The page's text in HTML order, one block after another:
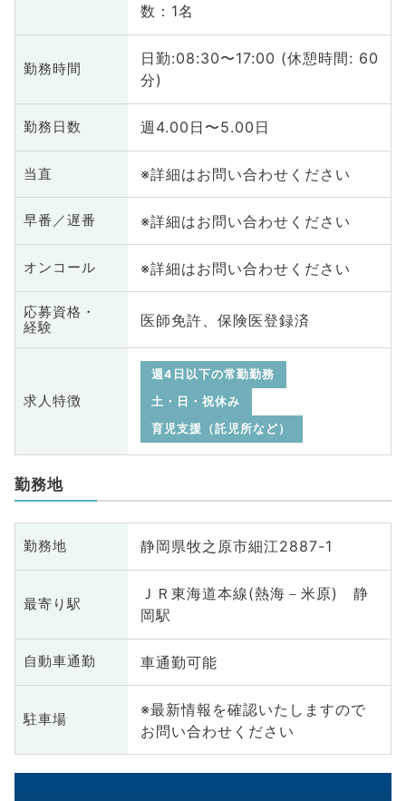
数：1名
勤務時間
日勤:08:30〜17:00 (休憩時間: 60
分)
勤務日数 週4.00日〜5.00日
当直 ※詳細はお問い合わせください
早番／遅番 ※詳細はお問い合わせください
オンコール ※詳細はお問い合わせください
応募資格・
経験
医師免許、保険医登録済
求人特徴
週4日以下の常勤勤務
土・日・祝休み
育児支援（託児所など）
勤務地
勤務地 静岡県牧之原市細江2887-1
最寄り駅
ＪＲ東海道本線(熱海－米原) 静
岡駅
自動車通勤 車通勤可能
駐車場
※最新情報を確認いたしますので
お問い合わせください